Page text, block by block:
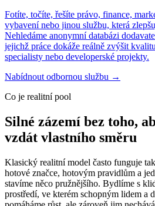
Fotíte, točíte, řešíte právo, finance,
vybavení nebo jinou službu, která
Nehledáme anonymní databázi
jejichž práce dokáže reálně zvýšit
specialisty nebo developerské projekty.
Nabídnout odbornou službu →
Co je realitní pool
Silné zázemí bez toho,
vzdát vlastního směru
Klasický realitní model často funguje
hotové značce, hotovým pravidlům a
stavíme něco pružnějšího. Bydlíme s
prostředí, ve kterém schopným lidem a